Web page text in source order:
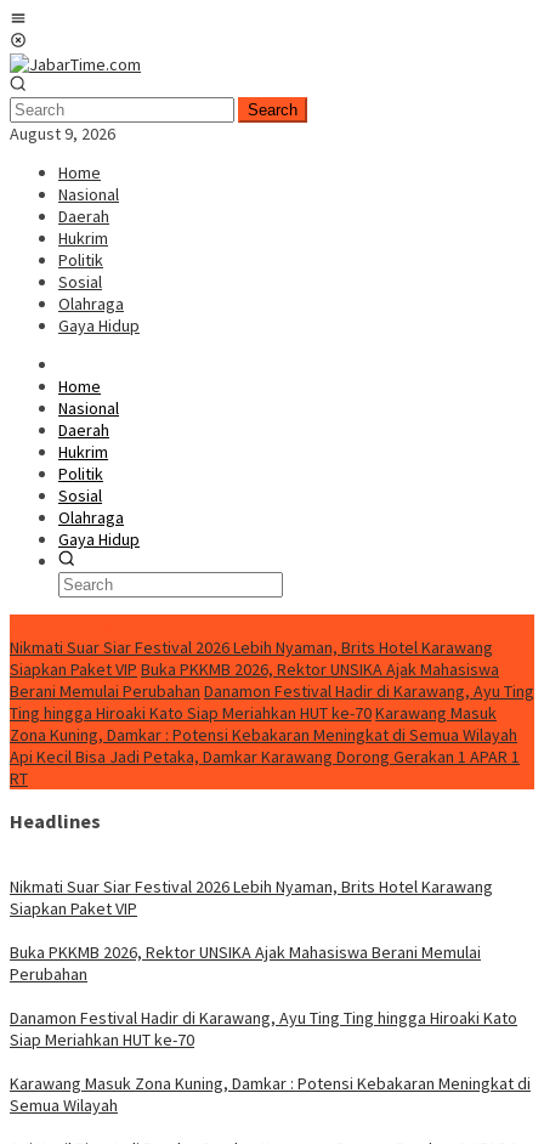
Skip
to
content
Search
August 9, 2026
Home
Nasional
Daerah
Hukrim
Politik
Sosial
Olahraga
Gaya Hidup
Home
Nasional
Daerah
Hukrim
Politik
Sosial
Olahraga
Gaya Hidup
Nikmati Suar Siar Festival 2026 Lebih Nyaman, Brits Hotel Karawang
Siapkan Paket VIP Buka PKKMB 2026, Rektor UNSIKA Ajak Mahasiswa
Berani Memulai Perubahan Danamon Festival Hadir di Karawang, Ayu Ting
Ting hingga Hiroaki Kato Siap Meriahkan HUT ke-70Karawang Masuk
Zona Kuning, Damkar : Potensi Kebakaran Meningkat di Semua Wilayah
Api Kecil Bisa Jadi Petaka, Damkar Karawang Dorong Gerakan 1 APAR 1
RT
Headlines
Nikmati Suar Siar Festival 2026 Lebih Nyaman, Brits Hotel Karawang
Siapkan Paket VIP
Buka PKKMB 2026, Rektor UNSIKA Ajak Mahasiswa Berani Memulai
Perubahan
Danamon Festival Hadir di Karawang, Ayu Ting Ting hingga Hiroaki Kato
Siap Meriahkan HUT ke-70
Karawang Masuk Zona Kuning, Damkar : Potensi Kebakaran Meningkat di
Semua Wilayah